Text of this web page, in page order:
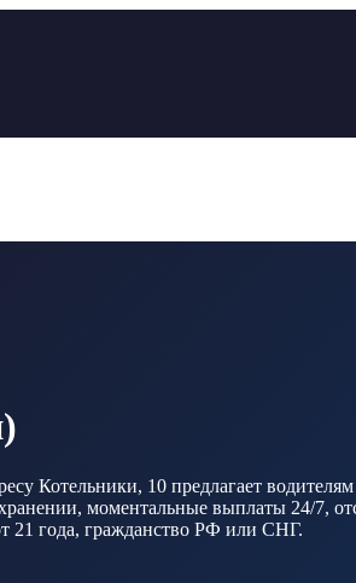
Котельники, 10 предлагает
моментальные выплаты 24/7,
21 года, гражданство РФ или СНГ.